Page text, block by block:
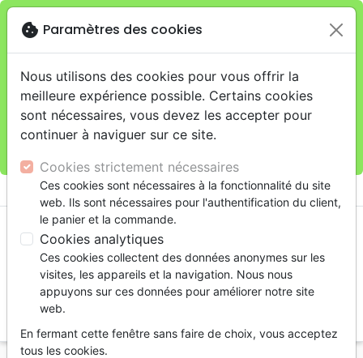
Je veux retirer ma commande au 11 rue de Rive,
Genèveclose
warningCette boutique en ligne est limitée au retrait en
magasin.
Pour les livraisons à domicile, veuillez passer vos
commandes sur la boutique La Maison de la Bible
shopping_cart
cookie Paramètres des cookies
Nous utilisons des cookies pour vous offrir la
meilleure expérience possible. Certains cookies
sont nécessaires, vous devez les accepter pour
continuer à naviguer sur ce site.
Cookies strictement nécessaires
Ces cookies sont nécessaires à la fonctionnalité du site
web. Ils sont nécessaires pour l'authentification du client,
le panier et la commande.
Cookies analytiques
Ces cookies collectent des données anonymes sur les
visites, les appareils et la navigation. Nous nous
appuyons sur ces données pour améliorer notre site
web.
En fermant cette fenêtre sans faire de choix, vous acceptez
tous les cookies.